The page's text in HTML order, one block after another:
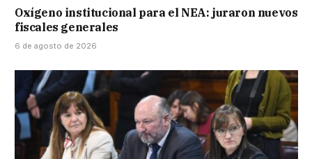
Oxígeno institucional para el NEA: juraron nuevos
fiscales generales
6 de agosto de 2026